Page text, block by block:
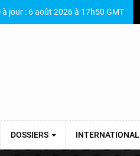
à jour : 6 août 2026 à 17h50 GMT
DOSSIERS INTERNATIONAL